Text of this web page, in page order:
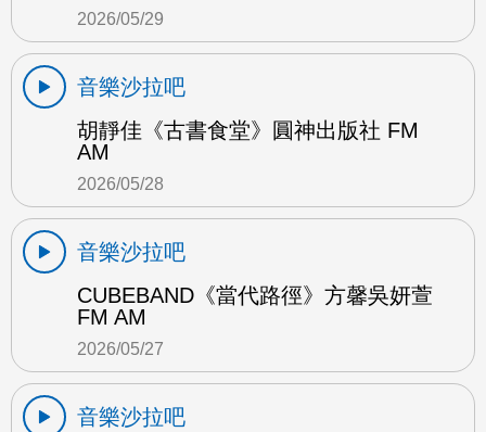
2026/05/29
音樂沙拉吧
胡靜佳《古書食堂》圓神出版社 FM
AM
2026/05/28
音樂沙拉吧
CUBEBAND《當代路徑》方馨吳妍萱
FM AM
2026/05/27
音樂沙拉吧